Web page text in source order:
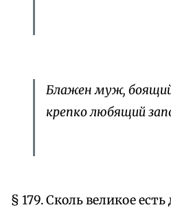
Блажен муж,
крепко любящий
§ 179. Сколь великое